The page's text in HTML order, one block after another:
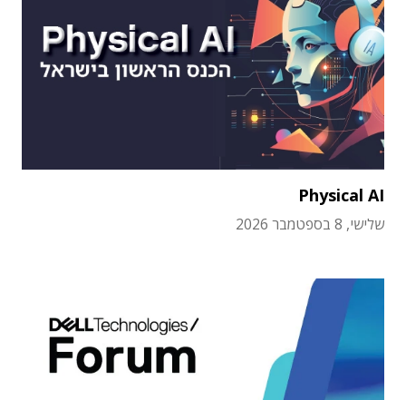
Physical AI
שלישי, 8 בספטמבר 2026